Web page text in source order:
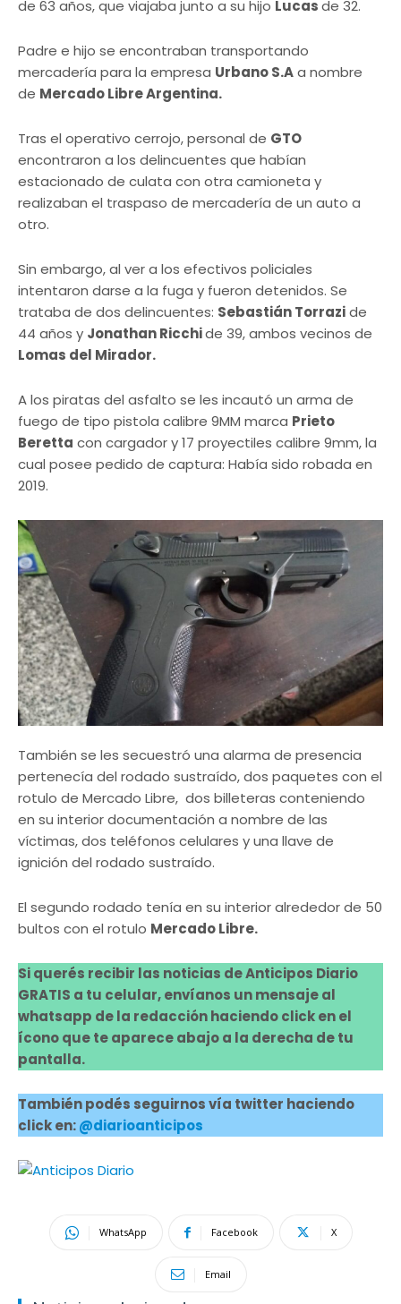
de 63 años, que viajaba junto a su hijo Lucasde 32.
Padre e hijo se encontraban transportando
mercadería para la empresa Urbano S.Aa nombre
de Mercado Libre Argentina.
Tras el operativo cerrojo, personal de GTO
encontraron a los delincuentes que habían
estacionado de culata con otra camioneta y
realizaban el traspaso de mercadería de un auto a
otro.
Sin embargo, al ver a los efectivos policiales
intentaron darse a la fuga y fueron detenidos. Se
trataba de dos delincuentes: Sebastián Torrazide
44 años y Jonathan Ricchide 39, ambos vecinos de
Lomas del Mirador.
A los piratas del asfalto se les incautó un arma de
fuego de tipo pistola calibre 9MM marca Prieto
Beretta con cargador y 17 proyectiles calibre 9mm, la
cual posee pedido de captura: Había sido robada en
2019.
También se les secuestró una alarma de presencia
pertenecía del rodado sustraído, dos paquetes con el
rotulo de Mercado Libre, dos billeteras conteniendo
en su interior documentación a nombre de las
víctimas, dos teléfonos celulares y una llave de
ignición del rodado sustraído.
El segundo rodado tenía en su interior alrededor de 50
bultos con el rotulo Mercado Libre.
Si querés recibir las noticias de Anticipos Diario
GRATIS a tu celular, envíanos un mensaje al
whatsapp de la redacción haciendo click en el
ícono que te aparece abajo a la derecha de tu
pantalla.
También podés seguirnos vía twitter haciendo
click en:@diarioanticipos
WhatsApp Facebook X
Email